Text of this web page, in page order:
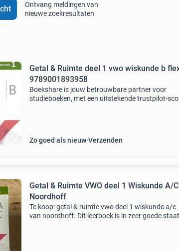
Ontvang meldingen van
nieuwe zoekresultaten
Getal & Ruimte deel 1 vwo wiskunde b
9789001893958
Boekshare is jouw betrouwbare partner voor
studieboeken, met een uitstekende trustpilot-
Zo goed als nieuw Verzenden
Getal & Ruimte VWO deel 1 Wiskunde A/
Noordhoff
Te koop: getal & ruimte vwo deel 1 wiskunde a/c
van noordhoff. Dit leerboek is in zeer goede